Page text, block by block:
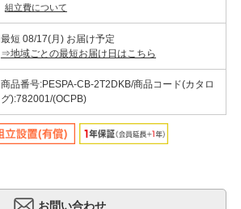
組立費について
最短 08/17(月) お届け予定
⇒地域ごとの最短お届け日はこちら
商品番号:PESPA-CB-2T2DKB/商品コード(カタロ
グ):782001/(OCPB)